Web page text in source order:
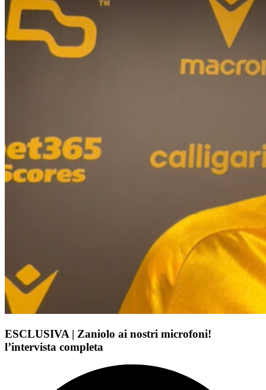
ESCLUSIVA | Zaniolo ai nostri microfoni!
l’intervista completa